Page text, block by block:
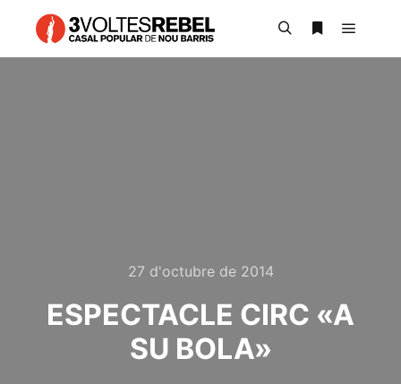
27 d'octubre de 2014
ESPECTACLE CIRC «A
SU BOLA»